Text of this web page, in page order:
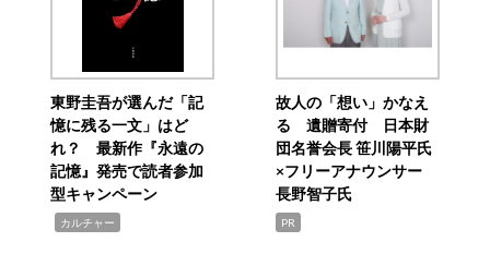
東野圭吾が選んだ「記
憶に残る一文」はど
れ？ 最新作『永遠の
記憶』発売で読者参加
型キャンペーン
カルチャー
故人の「想い」かなえ
る 遺贈寄付 日本財
団名誉会長 笹川陽平氏
×フリーアナウンサー
長野智子氏
PR